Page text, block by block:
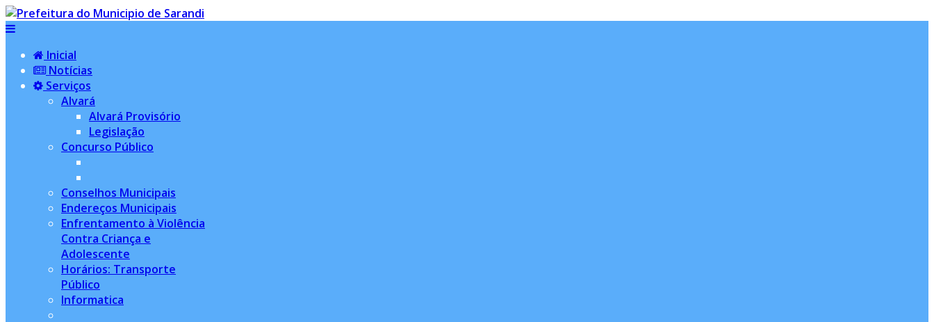
Inicial
Notícias
Serviços
Alvará
Alvará Provisório
Legislação
Concurso Público
Conselhos Municipais
Endereços Municipais
Enfrentamento à Violência
Contra Criança e
Adolescente
Horários: Transporte
Público
Informatica